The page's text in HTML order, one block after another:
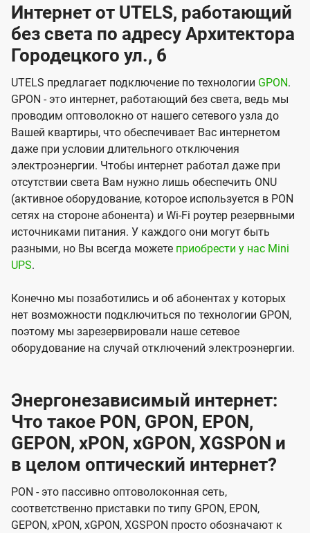
Интернет от UTELS, работающий
без света по адресу Архитектора
Городецкого ул., 6
UTELS предлагает подключение по технологии GPON.
GPON - это интернет, работающий без света, ведь мы
проводим оптоволокно от нашего сетевого узла до
Вашей квартиры, что обеспечивает Вас интернетом
даже при условии длительного отключения
электроэнергии. Чтобы интернет работал даже при
отсутствии света Вам нужно лишь обеспечить ONU
(активное оборудование, которое используется в PON
сетях на стороне абонента) и Wi-Fi роутер резервными
источниками питания. У каждого они могут быть
разными, но Вы всегда можете приобрести у нас Mini
UPS.
Конечно мы позаботились и об абонентах у которых
нет возможности подключиться по технологии GPON,
поэтому мы зарезервировали наше сетевое
оборудование на случай отключений электроэнергии.
Энергонезависимый интернет:
Что такое PON, GPON, EPON,
GEPON, xPON, xGPON, XGSPON и
в целом оптический интернет?
PON - это пассивно оптоволоконная сеть,
соответственно приставки по типу GPON, EPON,
GEPON, xPON, xGPON, XGSPON просто обозначают к